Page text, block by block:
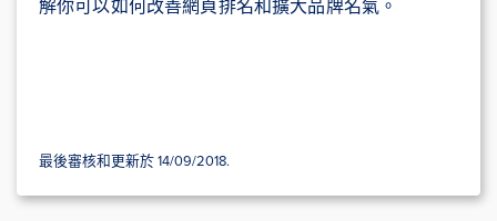
解你可以如何改善網頁排名和擴大品牌名氣。
最後審核和更新於 14/09/2018.